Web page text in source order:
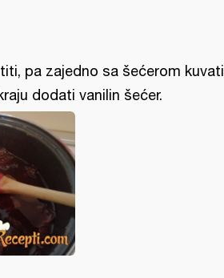
pa zajedno sa šećerom kuvati
dodati vanilin šećer.